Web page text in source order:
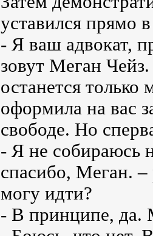
уставился прямо
- Я ваш адвокат,
зовут Меган
останется
оформила на вас
свободе. Но
- Я не собираюсь
спасибо, Меган. –
могу идти?
- В принципе, да.